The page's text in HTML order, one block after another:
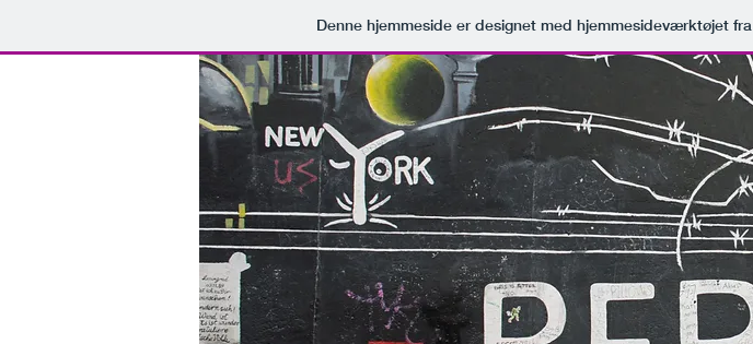
Denne hjemmeside er designet med hjemmesideværktøjet fra